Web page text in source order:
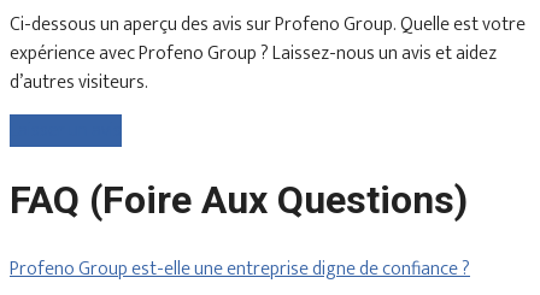
Ci-dessous un aperçu des avis sur Profeno Group. Quelle est votre
expérience avec Profeno Group ? Laissez-nous un avis et aidez
d’autres visiteurs.
FAQ (Foire Aux Questions)
Profeno Group est-elle une entreprise digne de confiance ?